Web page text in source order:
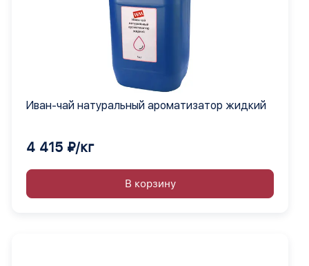
Иван-чай натуральный ароматизатор жидкий
4 415 ₽/кг
В корзину